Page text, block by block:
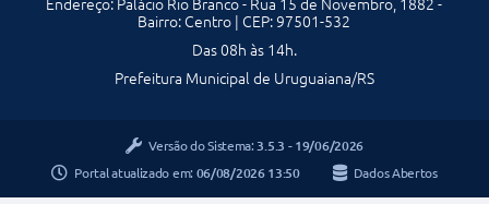
Termos de Uso & Política de Privacidade
Endereço: Palácio Rio Branco - Rua 15 de Novembro, 1882 -
Bairro: Centro | CEP: 97501-532
Das 08h às 14h.
Prefeitura Municipal de Uruguaiana/RS
Versão do Sistema: 3.5.3 - 19/06/2026
Portal atualizado em: 06/08/2026 13:50 Dados Abertos